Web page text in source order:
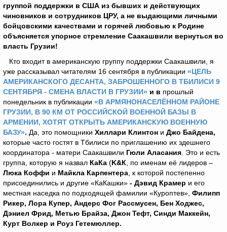
группой поддержки в США из бывших и действующих
чиновников и сотрудников ЦРУ, а не выдающими личными
бойцовскими качествами и горячей любовью к Родине
объясняется упорное стремление Саакашвили вернуться во
власть Грузии!
Кто входит в американскую группу поддержки Саакашвили, я
уже рассказывал читателям 16 сентября в публикации «ЦЕЛЬ
АМЕРИКАНСКОГО ДЕСАНТА, ЗАБРОШЕННОГО В ТБИЛИСИ 9
СЕНТЯБРЯ - СМЕНА ВЛАСТИ В ГРУЗИИ» и в прошлый
понедельник в публикации «В АРМЯНОНАСЕЛЁННОМ РАЙОНЕ
ГРУЗИИ, В 90 КМ ОТ РОССИЙСКОЙ ВОЕННОЙ БАЗЫ В
АРМЕНИИ, ХОТЯТ ОТКРЫТЬ АМЕРИКАНСКУЮ ВОЕННУЮ
БАЗУ». Да, это помощники Хиллари Клинтон и Джо Байдена,
которые часто гостят в Тбилиси по приглашению их здешнего
координатора - матери Саакашвили Гюли Аласания . Это и есть
группа, которую я назвал КаКа (K&К , по именам её лидеров –
Люка Коффи и Майкла Карпентера , к которой постепенно
присоединились и другие «КаКашки» - Дэвид Крамер и его
местная наседка по подходящей фамилии «Куроптев», Филипп
Рикер, Лора Купер, Андерс Фог Рассмусен, Бен Ходжес,
Дэниел Фрид, Метью Брайза, Джон Тефт, Синди Маккейн,
Курт Волкер и Роуз Гетемюллер.